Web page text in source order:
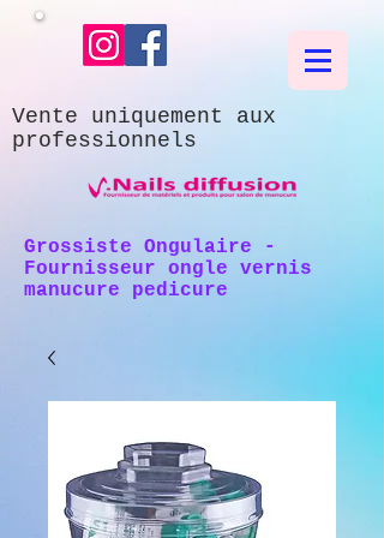
Vente uniquement aux
professionnels
Grossiste Ongulaire -
Fournisseur ongle vernis
manucure pedicure